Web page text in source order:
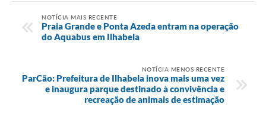
NOTÍCIA MAIS RECENTE
Praia Grande e Ponta Azeda entram na operação
do Aquabus em Ilhabela
NOTÍCIA MENOS RECENTE
ParCão: Prefeitura de Ilhabela inova mais uma vez
e inaugura parque destinado à convivência e
recreação de animais de estimação